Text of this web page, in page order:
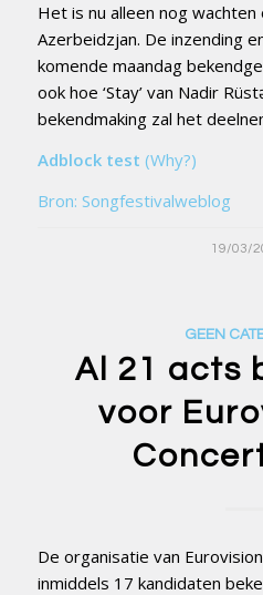
Het is nu alleen nog wachten
Azerbeidzjan. De inzending
komende maandag
ook hoe ‘Stay’ van Nadir
bekendmaking zal het
Adblock test (Why?)
Bron: Songfestivalweblog
19/03/
GEEN
Al 21 acts
voor
De organisatie van
inmiddels 17 kandidaten